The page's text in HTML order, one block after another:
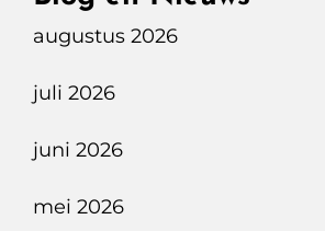
augustus 2026
juli 2026
juni 2026
mei 2026